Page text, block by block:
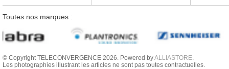
Toutes nos marques :
© Copyright TELECONVERGENCE 2026. Powered byALLIASTORE.
Les photographies illustrant les articles ne sont pas toutes contractuelles.